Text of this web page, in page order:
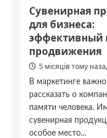
Сувенирная
для бизнеса:
эффективный
продвижения
5 місяців тому
В маркетинге
рассказать о
памяти человека.
сувенирная
особое место...